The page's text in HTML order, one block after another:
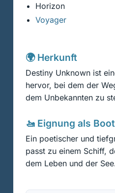
Horizon
Voyager
🌍 Herkunft
Destiny Unknown ist
hervor, bei dem der
dem Unbekannten zu
🚤 Eignung als
Ein poetischer und
passt zu einem Schiff,
dem Leben und der